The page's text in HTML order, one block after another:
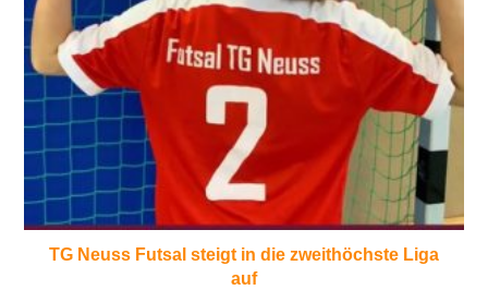
TG Neuss Futsal steigt in die zweithöchste Liga
auf